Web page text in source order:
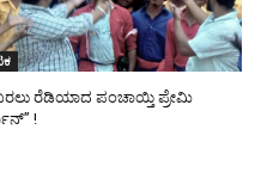
ರೆಡಿಯಾದ ಪಂಚಾಯ್ತಿ ಪ್ರೇಮಿ
!